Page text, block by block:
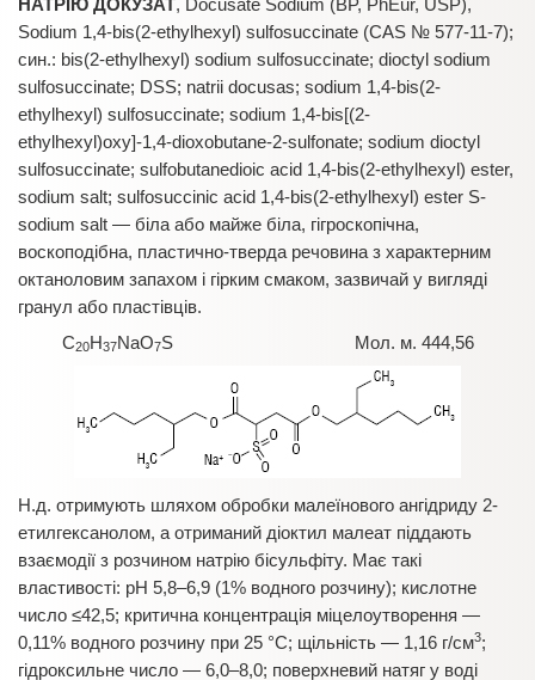
НАТРІЮ ДОКУЗАТ, Docusate Sodium (BP, PhEur, USP),
Sodium 1,4-bis(2-ethylhexyl) sulfosuccinate (CAS № 577-11-7);
син.: bis(2-ethylhexyl) sodium sulfosuccinate; dioctyl sodium
sulfosuccinate; DSS; natrii docusas; sodium 1,4-bis(2-
ethylhexyl) sulfosuccinate; sodium 1,4-bis[(2-
ethylhexyl)oxy]-1,4-dioxobutane-2-sulfonate; sodium dioctyl
sulfosuccinate; sulfobutanedioic acid 1,4-bis(2-ethylhexyl) ester,
sodium salt; sulfosuccinic acid 1,4-bis(2-ethylhexyl) ester S-
sodium salt — біла або майже біла, гігроскопічна,
воскоподібна, пластично-тверда речовина з характерним
октаноловим запахом і гірким смаком, зазвичай у вигляді
гранул або пластівців.
C20H37NaO7S Мол. м. 444,56
Н.д. отримують шляхом обробки малеїнового ангідриду 2-
етилгексанолом, а отриманий діоктил малеат піддають
взаємодії з розчином натрію бісульфіту. Має такі
властивості: рН 5,8–6,9 (1% водного розчину); кислотне
число ≤42,5; критична концентрація міцелоутворення —
0,11% водного розчину при 25 °C; щільність — 1,16 г/см3;
гідроксильне число — 6,0–8,0; поверхневий натяг у воді